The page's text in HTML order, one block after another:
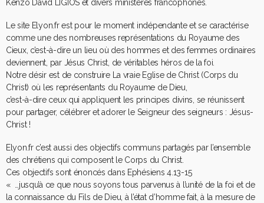
Kenzo David LIGIOS et divers ministères francophones.
Le site Elyon.fr est pour le moment indépendante et se caractérise
comme une des nombreuses représentations du Royaume des
Cieux, c’est-à-dire un lieu où des hommes et des femmes ordinaires
deviennent, par Jésus Christ, de véritables héros de la foi.
Notre désir est de construire La vraie Eglise de Christ (Corps du
Christ) où les représentants du Royaume de Dieu,
c’est-à-dire ceux qui appliquent les principes divins, se réunissent
pour partager, célébrer et adorer le Seigneur des seigneurs : Jésus-
Christ !
Elyon.fr c’est aussi des objectifs communs partagés par l’ensemble
des chrétiens qui composent le Corps du Christ.
Ces objectifs sont énoncés dans Ephésiens 4.13-15
« …jusqu’à ce que nous soyons tous parvenus à l’unité de la foi et de
la connaissance du Fils de Dieu, à l’état d’homme fait, à la mesure de